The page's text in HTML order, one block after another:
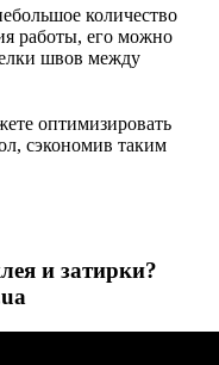
количество
работы, его можно
швов между
оптимизировать
сэкономив таким
и затирки?